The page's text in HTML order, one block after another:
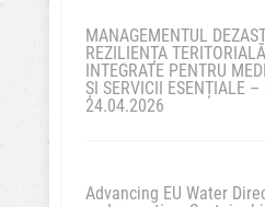
MANAGEMENTUL
REZILIENȚA
INTEGRATE PENTRU
ȘI SERVICII ESENȚIALE
24.04.2026
Advancing EU Water